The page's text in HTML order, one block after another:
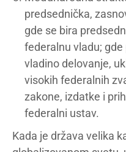
predsednička,
gde se bira
federalnu vladu;
vladino delovanje,
visokih federalnih
zakone, izdatke i
federalni ustav.
Kada je država velika